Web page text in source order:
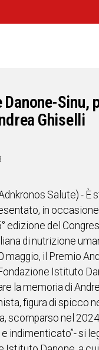
Danone-Sinu,
Ghiselli
Salute) - È
in
edizione del
di nutrizione
maggio, il Premio
Istituto
la memoria di
figura di spicco
scomparso nel
indimenticato”- si